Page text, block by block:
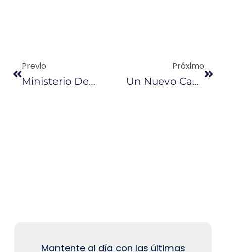
Previo
Ministerio Desmiente Supuesto Anuncio Del Retiro De Subsidios A Combustibles
Próximo
Un Nuevo Campo Petrolero Se Incorpora A La Producción Nacional Con 1200 Barriles Diarios
Mantente al día con las últimas